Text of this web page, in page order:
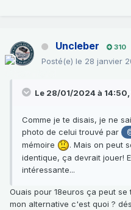
Uncleber 310
Posté(e) le 28 janvier
Le 28/01/2024 à 14:50,
Comme je te disais, je ne
photo de celui trouvé par
mémoire
. Mais on peut
identique, ça devrait jouer!
intéressante...
Ouais pour 18euros ça peut
mon alternative c'est quoi ?